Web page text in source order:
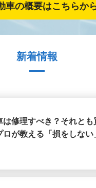
車の概要はこちらか
新着情報
は修理すべき？それとも
が教える「損をしない